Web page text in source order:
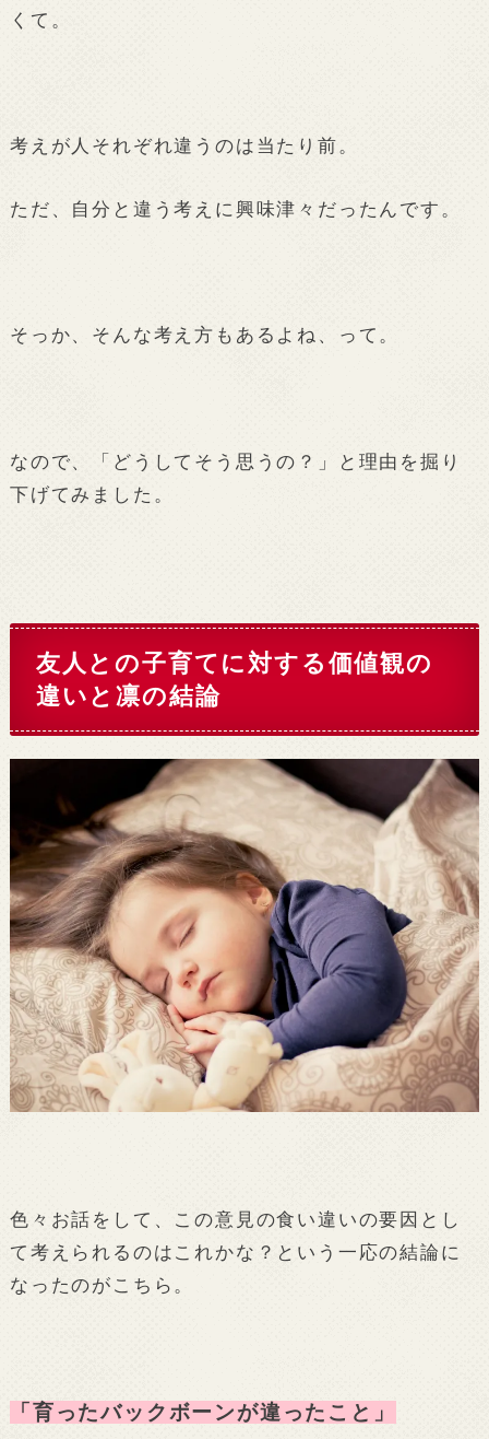
くて。
考えが人それぞれ違うのは当たり前。
ただ、自分と違う考えに興味津々だったんです。
そっか、そんな考え方もあるよね、って。
なので、「どうしてそう思うの？」と理由を掘り
下げてみました。
友人との子育てに対する価値観の
違いと凛の結論
色々お話をして、この意見の食い違いの要因とし
て考えられるのはこれかな？という一応の結論に
なったのがこちら。
「育ったバックボーンが違ったこと」